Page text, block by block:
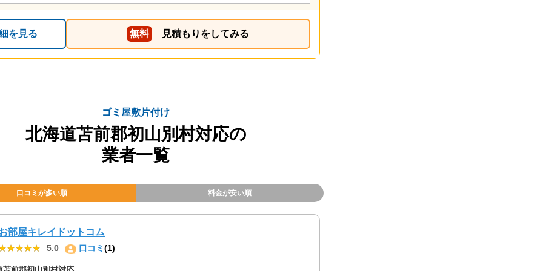
を見る 無料 見積もりをしてみる
ゴミ屋敷片付け
北海道苫前郡初山別村対応の
業者一覧
口コミが多い順 料金が安い順
部屋キレイドットコム
5.0 口コミ(1)